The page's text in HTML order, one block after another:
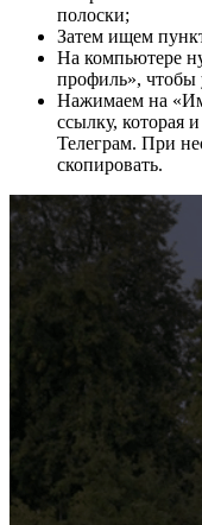
полоски;
Затем ищем
На компьютере
профиль», чтобы
Нажимаем на
ссылку, которая
Телеграм. При
скопировать.